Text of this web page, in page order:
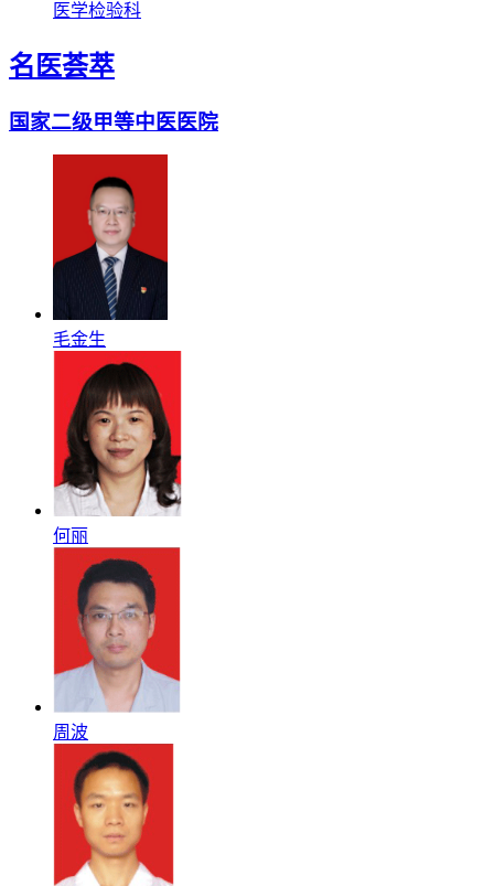
医学检验科
名医荟萃
国家二级甲等中医医院
毛金生
何丽
周波